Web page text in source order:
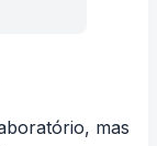
mas